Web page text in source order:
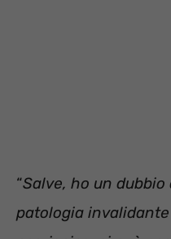
“Salve, ho un
patologia invalidante